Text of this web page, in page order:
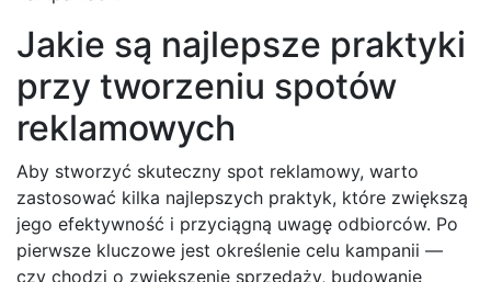
Jakie są najlepsze praktyki
przy tworzeniu spotów
reklamowych
Aby stworzyć skuteczny spot reklamowy, warto
zastosować kilka najlepszych praktyk, które zwiększą
jego efektywność i przyciągną uwagę odbiorców. Po
pierwsze kluczowe jest określenie celu kampanii —
czy chodzi o zwiększenie sprzedaży, budowanie